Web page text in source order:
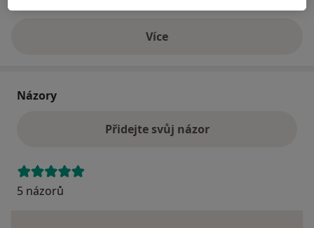
Víceo adrese
Názory
Přidejte svůj názor
5 názorů